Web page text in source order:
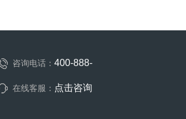
咨询电话： 400-888-
在线客服： 点击咨询